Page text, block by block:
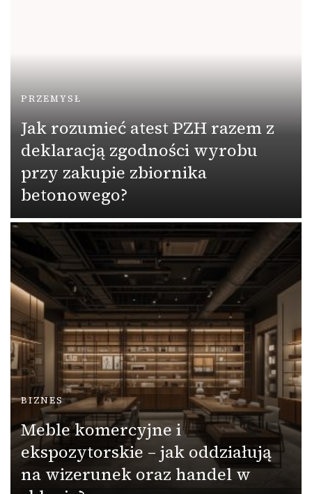
PRZEMYSŁ
Jak rozumieć atest PZH razem z
deklaracją zgodności wyrobu
przy zakupie zbiornika
betonowego?
BIZNES
Meble komercyjne i
ekspozytorskie – jak oddziałują
na wizerunek oraz handel w